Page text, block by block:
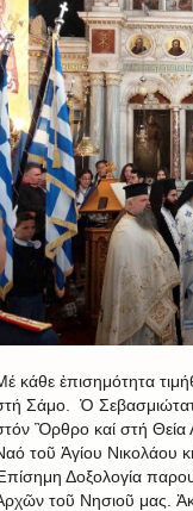
κάθε ἐπισημότητα
Σάμο. Ὁ
Ὂρθρο καί στή Θεία
τοῦ Ἁγίου Νικολάου
Δοξολογία
τοῦ Νησιοῦ μας.